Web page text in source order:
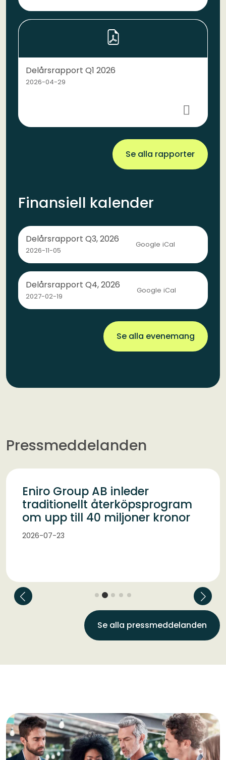
Delårsrapport Q1 2026
2026-04-29
Se alla rapporter
Finansiell kalender
Delårsrapport Q3, 2026
2026-11-05
Google iCal
Delårsrapport Q4, 2026
2027-02-19
Google iCal
Se alla evenemang
Pressmeddelanden
Eniro Group AB inleder
traditionellt återköpsprogram
om upp till 40 miljoner kronor
2026-07-23
Se alla pressmeddelanden